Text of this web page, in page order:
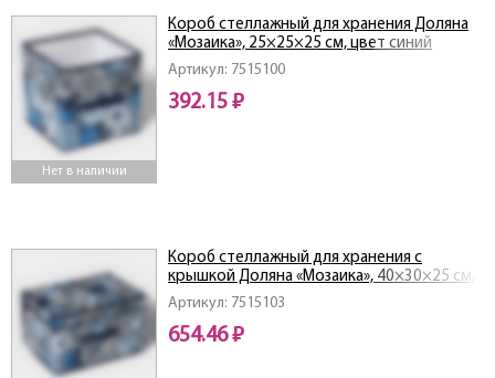
Нет в наличии
Артикул: 7515100
Короб стеллажный для хранения Доляна
«Мозаика», 25×25×25 см, цвет синий
392.15 ₽
Артикул: 7515103
Короб стеллажный для хранения с
крышкой Доляна «Мозаика», 40×30×25 см,
цвет синий
654.46 ₽